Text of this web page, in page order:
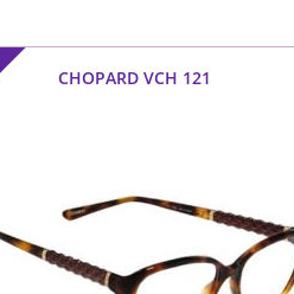
CHOPARD VCH 121